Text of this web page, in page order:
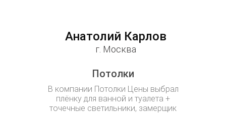
Анатолий Карлов
г. Москва
Потолки
В компании Потолки Цены выбрал
плёнку для ванной и туалета +
точечные светильники, замерщик